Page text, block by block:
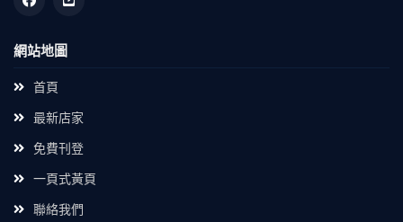
網站地圖
首頁
最新店家
免費刊登
一頁式黃頁
聯絡我們